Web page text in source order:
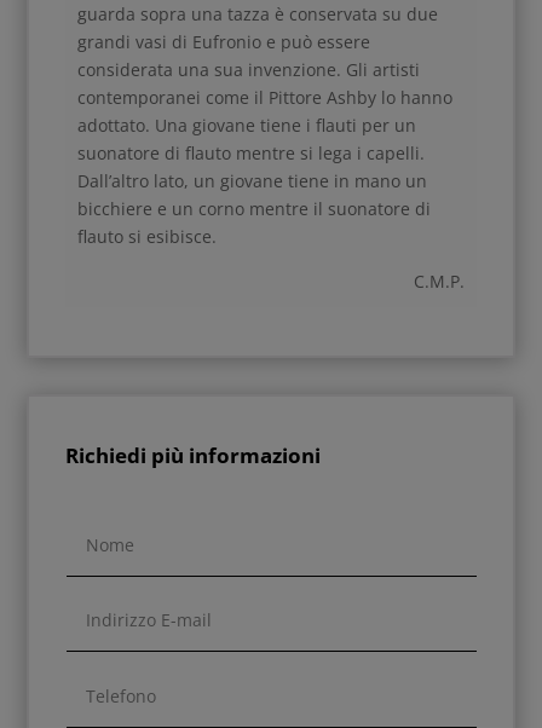
guarda sopra una tazza è conservata su due
grandi vasi di Eufronio e può essere
considerata una sua invenzione. Gli artisti
contemporanei come il Pittore Ashby lo hanno
adottato. Una giovane tiene i flauti per un
suonatore di flauto mentre si lega i capelli.
Dall’altro lato, un giovane tiene in mano un
bicchiere e un corno mentre il suonatore di
flauto si esibisce.
C.M.P.
Richiedi più informazioni